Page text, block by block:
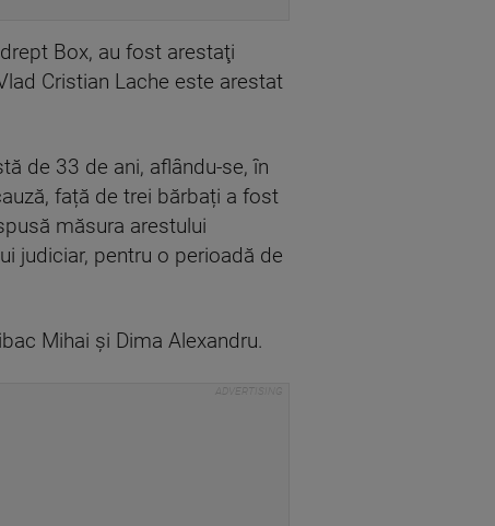
Box, au fost arestaţi
Cristian Lache este arestat
de 33 de ani, aflându-se, în
față de trei bărbați a fost
măsura arestului
judiciar, pentru o perioadă de
Mihai și Dima Alexandru.